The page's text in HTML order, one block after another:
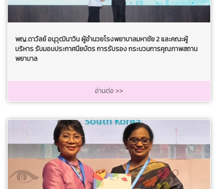
พญ.ดาวัลย์ อนุวุฒินาวิน ผู้อำนวยโรงพยาบาลมหาชัย 2 และคณะผู้
บริหาร รับมอบประกาศนียบัตร การรับรอง กระบวนการคุณภาพสถาน
พยาบาล
อ่านต่อ >>